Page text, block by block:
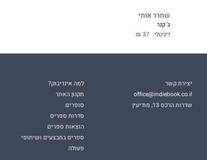
שחרר אותי
ג' קנר
דיגיטלי 37 ₪
יצירת קשר
office@indiebook.co.il
שדרות הרכס 13, מודיעין
למה אינדיבוק?
תקנון האתר
סופרים
סדרות ספרים
הוצאות ספרים
ספרים במבצעים ושיתופי
פעולה